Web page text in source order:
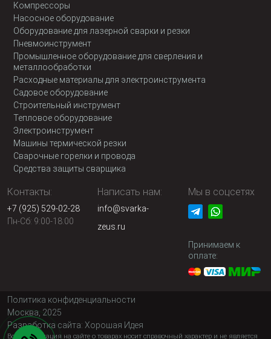
Компрессоры
Насосное оборудование
Оборудование для лазерной сварки и резки
Пневмоинструмент
Промышленное оборудование для сверления и
металлообработки
Расходные материалы для электроинструмента
Садовое оборудование
Строительный инструмент
Тепловое оборудование
Электроинструмент
Машины термической резки
Сварочные горелки и провода
Средства защиты сварщика
Контакты:
+7 (925) 529-02-28
Пн-Сб: 9:00-18:00
Написать нам:
info@svarka-
zeus.ru
Мы в соцсетях
Принимаем к
оплате:
Политика конфиденциальности
Москва, 2025
Разработка сайта: Хорошая Идея
Вся информация на сайте о товарах носит справочный характер и не является